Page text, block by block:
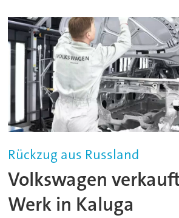
Rückzug aus Russland
Volkswagen
Werk in Kaluga